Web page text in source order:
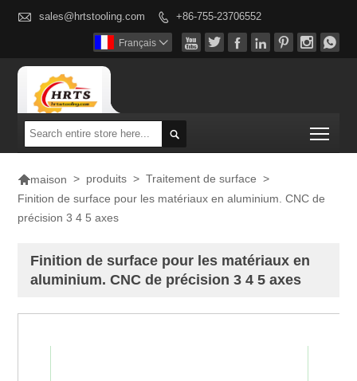
 sales@hrtstooling.com  +86-755-23706552
      
Français 

maison > produits > Traitement de surface >
Finition de surface pour les matériaux en aluminium. CNC de
précision 3 4 5 axes
Finition de surface pour les matériaux en
aluminium. CNC de précision 3 4 5 axes